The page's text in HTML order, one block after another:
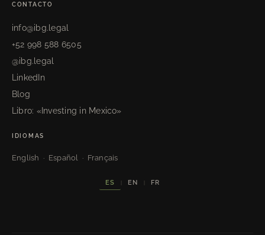
CONTACTO
info@ibg.legal
+52 998 588 6505
@ibg.legal
LinkedIn
Blog
Libro: «Investing in Mexico»
IDIOMAS
English · Español · Français
ES EN FR